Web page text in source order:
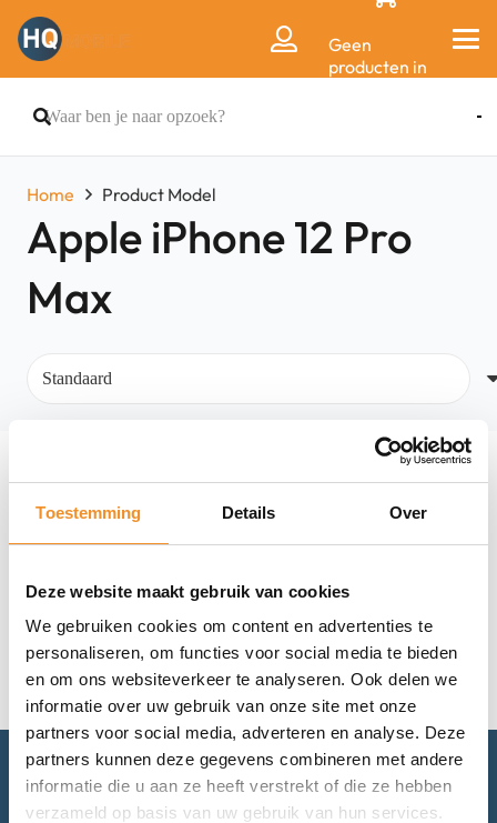
Toestemming Details Over
Deze website maakt gebruik van cookies
We gebruiken cookies om content en advertenties te
personaliseren, om functies voor social media te bieden
en om ons websiteverkeer te analyseren. Ook delen we
informatie over uw gebruik van onze site met onze
partners voor social media, adverteren en analyse. Deze
partners kunnen deze gegevens combineren met andere
informatie die u aan ze heeft verstrekt of die ze hebben
verzameld op basis van uw gebruik van hun services.
Geen
producten in
Home Product Model
Apple iPhone 12 Pro
Max
Filters
Geen resultaten gevonden.
Advies nodig? Bel of mail ons.